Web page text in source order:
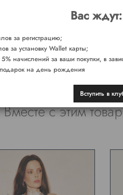
Вместе с этим
Вас ждут:
за регистрацию;
за установку Wallet карты;
начислений за ваши покупки, в
на день рождения
Вступить в